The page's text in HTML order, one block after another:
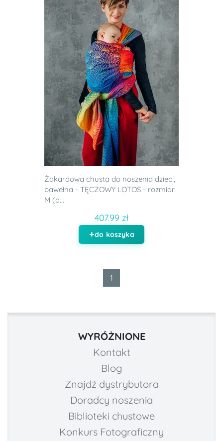
Żakardowa chusta do noszenia dzieci,
bawełna - TĘCZOWY LOTOS - rozmiar
M (d...
407.99 zł
do koszyka
1
WYRÓŻNIONE
Kontakt
Blog
Znajdź dystrybutora
Doradcy noszenia
Biblioteki chustowe
Konkurs Fotograficzny